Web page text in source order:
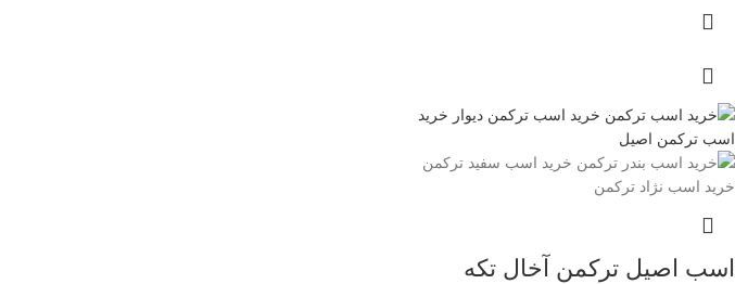
اسب اصیل ترکمن آخال تکه